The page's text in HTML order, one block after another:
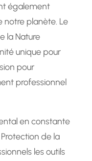
également
planète. Le
la Nature
unique pour
pour
professionnel
en constante
de la
les outils